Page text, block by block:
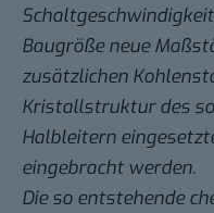
Baugröße neue
zusätzlichen
Kristallstruktur des
Halbleitern
eingebracht werden.
Die so entstehende